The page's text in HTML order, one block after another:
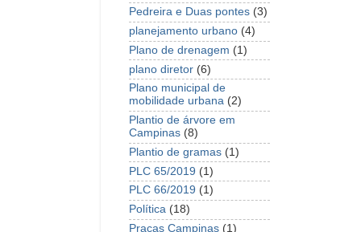
Pedreira e Duas pontes (3)
planejamento urbano (4)
Plano de drenagem (1)
plano diretor (6)
Plano municipal de
mobilidade urbana (2)
Plantio de árvore em
Campinas (8)
Plantio de gramas (1)
PLC 65/2019 (1)
PLC 66/2019 (1)
Política (18)
Praças Campinas (1)